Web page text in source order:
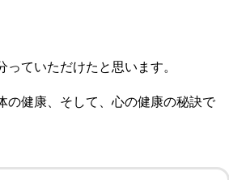
ていただけたと思います。
の健康、そして、心の健康の秘訣で